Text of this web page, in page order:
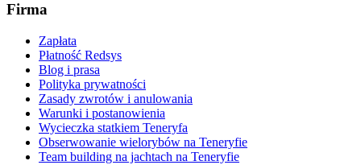
Firma
Zapłata
Płatność Redsys
Blog i prasa
Polityka prywatności
Zasady zwrotów i anulowania
Warunki i postanowienia
Wycieczka statkiem Teneryfa
Obserwowanie wielorybów na Teneryfie
Team building na jachtach na Teneryfie